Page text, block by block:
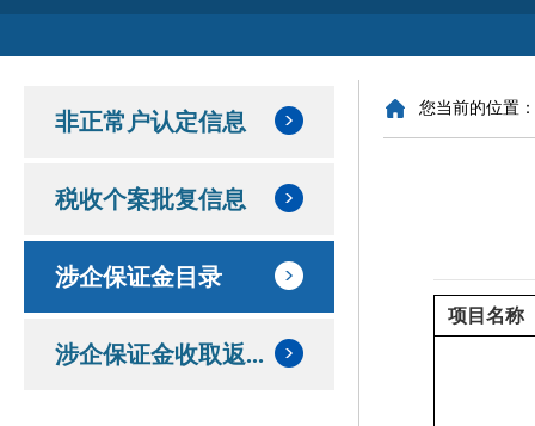
非正常户认定信息
税收个案批复信息
涉企保证金目录
涉企保证金收取返...
您当前的位置
项目名称